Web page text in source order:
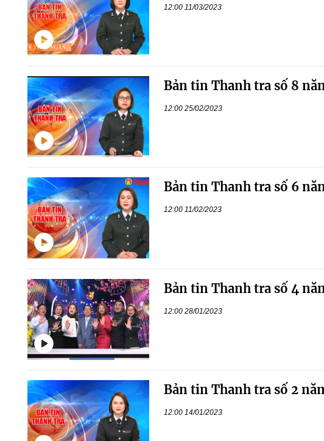
12:00 11/03/2023
Bản tin Thanh tra số 8
12:00 25/02/2023
Bản tin Thanh tra số 6
12:00 11/02/2023
Bản tin Thanh tra số 4
12:00 28/01/2023
Bản tin Thanh tra số 2
12:00 14/01/2023